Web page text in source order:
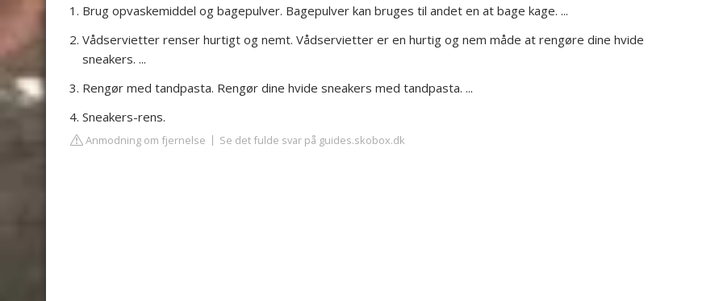
Brug opvaskemiddel og bagepulver. Bagepulver kan bruges til andet en at bage kage. ...
Vådservietter renser hurtigt og nemt. Vådservietter er en hurtig og nem måde at rengøre dine hvide
sneakers. ...
Rengør med tandpasta. Rengør dine hvide sneakers med tandpasta. ...
Sneakers-rens.
Anmodning om fjernelse Se det fulde svar på guides.skobox.dk